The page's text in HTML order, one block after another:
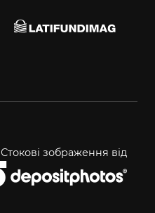
Стокові зображення від